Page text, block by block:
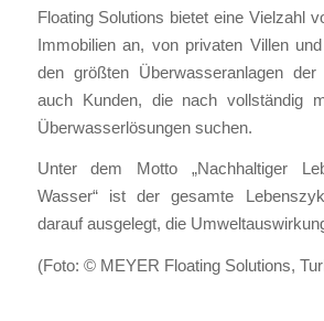
Floating Solutions bietet eine Vielzahl
Immobilien an, von privaten Villen
den größten Überwasseranlagen
auch Kunden, die nach vollständig
Überwasserlösungen suchen.
Unter dem Motto „Nachhaltiger
Wasser“ ist der gesamte
darauf ausgelegt, die
(Foto: © MEYER Floating Solutions,